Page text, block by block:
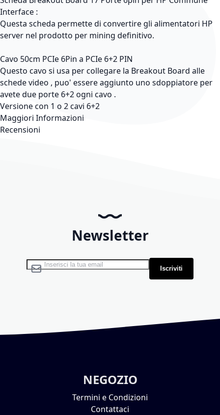
Interface :
Questa scheda permette di convertire gli alimentatori HP
server nel prodotto per mining definitivo.
Cavo 50cm PCIe 6Pin a PCIe 6+2 PIN
Questo cavo si usa per collegare la Breakout Board alle
schede video , puo' essere aggiunto uno sdoppiatore per
avete due porte 6+2 ogni cavo .
Versione con 1 o 2 cavi 6+2
Maggiori Informazioni
Recensioni
Newsletter
Iscriviti alla nostra Newsletter: Iscriviti
NEGOZIO
Termini e Condizioni
Contattaci